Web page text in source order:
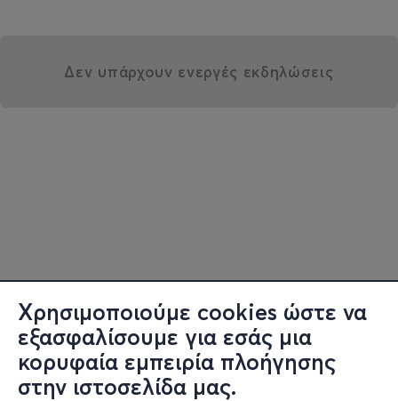
Χρησιμοποιούμε cookies ώστε να
εξασφαλίσουμε για εσάς μια
κορυφαία εμπειρία πλοήγησης
στην ιστοσελίδα μας.
Δεν υπάρχουν ενεργές εκδηλώσεις